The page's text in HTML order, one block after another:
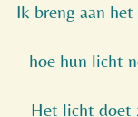
Ik breng aan
hoe hun licht
Het licht doet